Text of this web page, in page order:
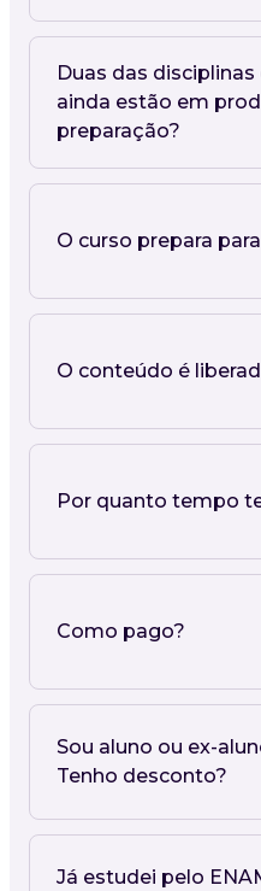
Duas das
ainda estão em
preparação?
O curso prepara
O conteúdo é
Por quanto tempo
Como pago?
Sou aluno ou ex-
Tenho desconto?
Já estudei pelo